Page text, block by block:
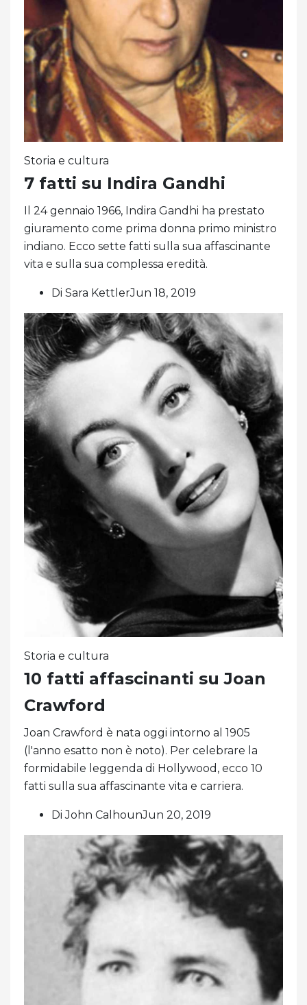
Storia e cultura
7 fatti su Indira Gandhi
Il 24 gennaio 1966, Indira Gandhi ha prestato
giuramento come prima donna primo ministro
indiano. Ecco sette fatti sulla sua affascinante
vita e sulla sua complessa eredità.
Di Sara KettlerJun 18, 2019
Storia e cultura
10 fatti affascinanti su Joan
Crawford
Joan Crawford è nata oggi intorno al 1905
(l'anno esatto non è noto). Per celebrare la
formidabile leggenda di Hollywood, ecco 10
fatti sulla sua affascinante vita e carriera.
Di John CalhounJun 20, 2019